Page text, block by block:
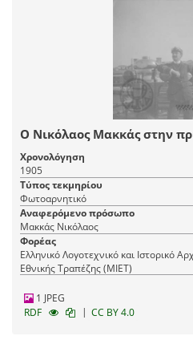
Ο Νικόλαος Μακκάς στην
Χρονολόγηση
1905
Τύπος τεκμηρίου
Φωτοαρνητικό
Αναφερόμενο πρόσωπο
Μακκάς Νικόλαος
Φορέας
Ελληνικό Λογοτεχνικό και Ιστορικό
Εθνικής Τραπέζης (ΜΙΕΤ)
1 JPEG
RDF
| CC BY 4.0